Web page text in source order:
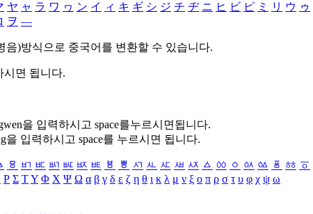
ヤ ャ ラ ワ ヮ ン イ ィ キ ギ シ ジ チ ヂ ニ ヒ ビ ピ ミ リ ウ ゥ
ヲ ―
음)방식으로 중국어를 변환할 수 있습니다.
시면 됩니다.
을 입력하시고 space를누르시면됩니다.
을 입력하시고 space를 누르시면 됩니다.
ㅱ ㅲ ㅳ ㅴ ㅵ ㅶ ㅷ ㅸ ㅹ ㅺ ㅻ ㅼ ㅽ ㅾ ㅿ ㆀ ㆁ ㆂ ㆃ ㆄ ㆅ ㆆ
Ρ Σ ΤΥ Φ Χ Ψ Ω α β γ δ ε ζ η θ ι κ λ μ ν ξ ο π ρ σ τ υ φ χ ψ ω